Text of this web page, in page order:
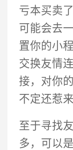
亏本买卖
可能会去
置你的小
交换友情
接，对你
不定还惹来
至于寻找
多，可以